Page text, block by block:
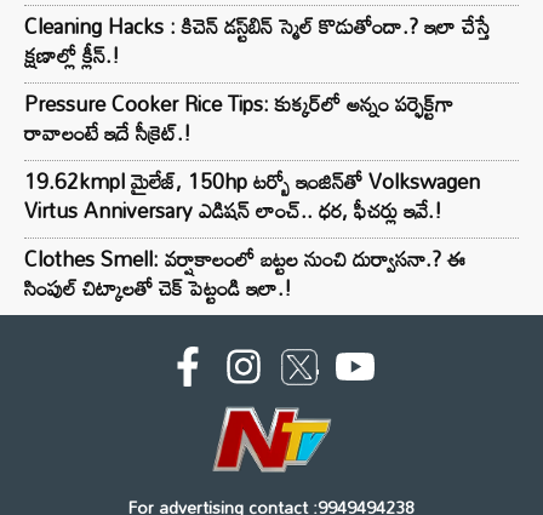
Cleaning Hacks : కిచెన్ డస్ట్‌బిన్ స్మెల్ కొడుతోందా.? ఇలా చేస్తే
క్షణాల్లో క్లీన్.!
Pressure Cooker Rice Tips: కుక్కర్‌లో అన్నం పర్ఫెక్ట్‌గా
రావాలంటే ఇదే సీక్రెట్.!
19.62kmpl మైలేజ్, 150hp టర్బో ఇంజిన్‌తో Volkswagen
Virtus Anniversary ఎడిషన్ లాంచ్.. ధర, ఫీచర్లు ఇవే.!
Clothes Smell: వర్షాకాలంలో బట్టల నుంచి దుర్వాసనా.? ఈ
సింపుల్ చిట్కాలతో చెక్ పెట్టండి ఇలా.!
For advertising contact :9949494238